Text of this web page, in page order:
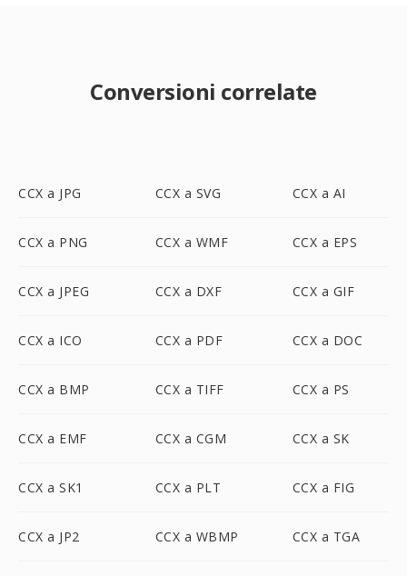
Conversioni correlate
CCX a JPG CCX a SVG CCX a AI
CCX a PNG CCX a WMF CCX a EPS
CCX a JPEG CCX a DXF CCX a GIF
CCX a ICO CCX a PDF CCX a DOC
CCX a BMP CCX a TIFF CCX a PS
CCX a EMF CCX a CGM CCX a SK
CCX a SK1 CCX a PLT CCX a FIG
CCX a JP2 CCX a WBMP CCX a TGA